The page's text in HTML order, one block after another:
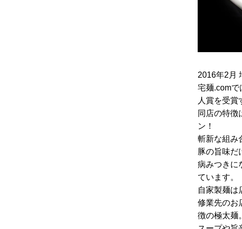
2016年2月
宅麺.comで
人賞を受賞
同店の特徴
ン！
斬新な組み
豚の旨味だ
病みつきに
ています。
自家製麺は
修業先のお
徴の極太麺。